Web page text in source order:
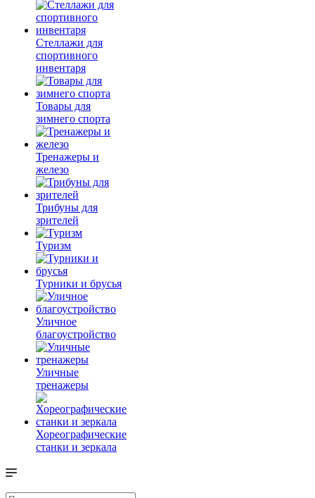
Стеллажи для
спортивного
инвентаря
Товары для
зимнего спорта
Тренажеры и
железо
Трибуны для
зрителей
Туризм
Турники и брусья
Уличное
благоустройство
Уличные
тренажеры
Хореографические
станки и зеркала